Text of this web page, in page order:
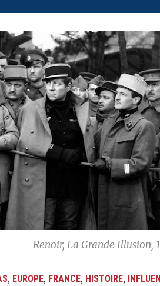
Renoir, La Grande Illusion,
, EUROPE, FRANCE, HISTOIRE,